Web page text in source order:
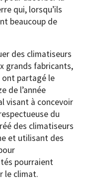
qui, lorsqu’ils
beaucoup de
des climatiseurs
grands fabricants,
ont partagé le
de l’année
visant à concevoir
du
des climatiseurs
et utilisant des
pourraient
le climat.